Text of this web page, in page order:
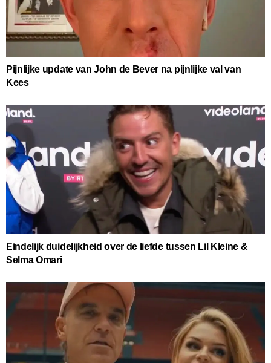
Pijnlijke update van John de Bever na pijnlijke val van
Kees
Eindelijk duidelijkheid over de liefde tussen Lil Kleine &
Selma Omari